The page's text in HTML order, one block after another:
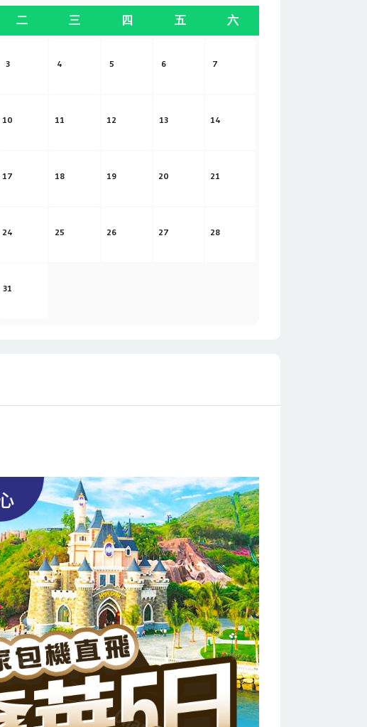
二 三 四 五 六
3 4 5 6 7
10 11 12 13 14
17 18 19 20 21
24 25 26 27 28
31